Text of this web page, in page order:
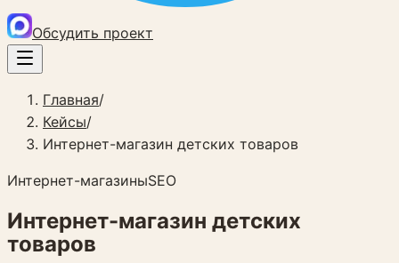
Обсудить проект
Главная/
Кейсы/
Интернет-магазин детских товаров
Интернет-магазиныSEO
Интернет-магазин детских
товаров